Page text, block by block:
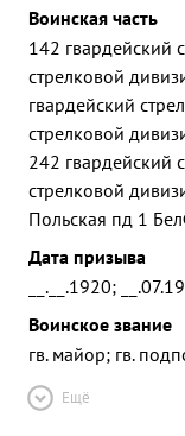
Воинская часть
142 гвардейский
стрелковой
гвардейский
стрелковой
242 гвардейский
стрелковой
Польская пд 1
Дата призыва
__.__.1920;
Воинское звание
гв. майор; гв.
Ещё